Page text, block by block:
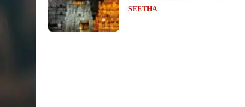
தரிசனங்களும் ரத்து -
SEETHA